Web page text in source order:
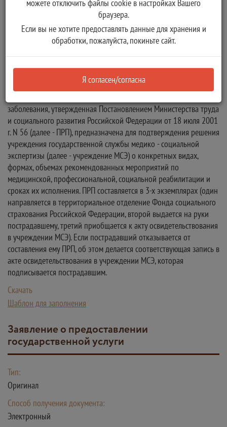
Электронный
Бумажный
Количество копий:
1
Описание:
Форма программы реабилитации пострадавшего в результате
заболевания, утвержденная Постановлением Министерства труда
и социального развития Российской Федерации от 18 июля 2001
г. N 56 (далее - ПРП), предназначена для подтверждения решения
учреждения государственной службы медико - социальной
экспертизы (далее - учреждение МСЭ) о конкретных видах,
формах, объемах рекомендованных мероприятий по
медицинской, профессиональной, социальной реабилитации и
сроках их исполнения. ПРП составляется в 3-х экземплярах (один
направляется в территориальное отделение Фонда социального
страхования Российской Федерации, второй выдается на руки
пострадавшему, третий приобщается к акту освидетельствования
в учреждении МСЭ). Если пострадавший отказывается от
составления ему ПРП, об этом делается соответствующая запись в
акте освидетельствования в учреждении МСЭ, которая
подписывается пострадавшим.
Скачать
Шаблон для заполнения
Заявление о предоставлении
государственной услуги
Тип:
Оригинал
Способ получения документа:
Электронный
можете отключить файлы cookie в настройках Вашего
браузера.
Если вы не хотите предоставлять данные для хранения и
обработки, пожалуйста, покиньте сайт.
Я согласен/согласна